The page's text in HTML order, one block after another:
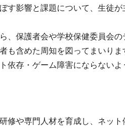
す影響と課題について、生徒
、保護者会や学校保健委員会
も含めた周知を図ってまいりま
依存・ゲーム障害にならない
修や専門人材を育成し、ネッ